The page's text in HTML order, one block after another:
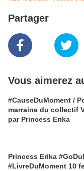
Partager
Vous aimerez
#CauseDuMoment /
marraine du collectif
par Princess Erika
Princess Erika
#LivreDuMoment 10